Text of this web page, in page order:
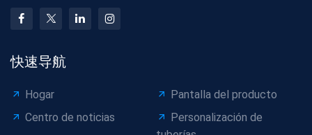
快速导航
Hogar
Pantalla del producto
Centro de noticias
Personalización de